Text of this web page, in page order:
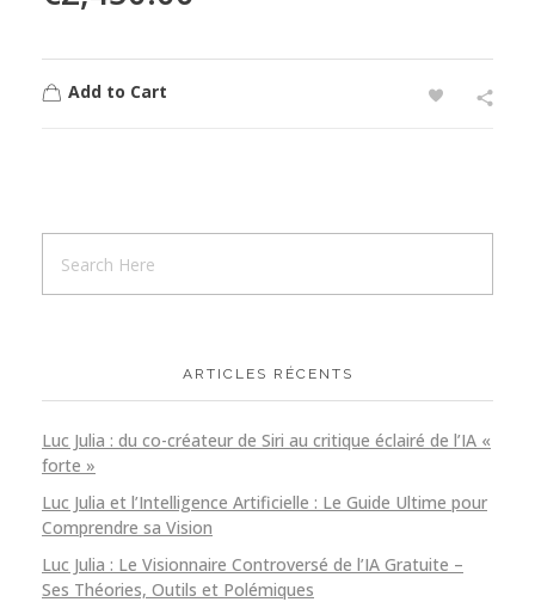
Add to Cart
ARTICLES RÉCENTS
Luc Julia : du co-créateur de Siri au critique éclairé de l’IA «
forte »
Luc Julia et l’Intelligence Artificielle : Le Guide Ultime pour
Comprendre sa Vision
Luc Julia : Le Visionnaire Controversé de l’IA Gratuite –
Ses Théories, Outils et Polémiques